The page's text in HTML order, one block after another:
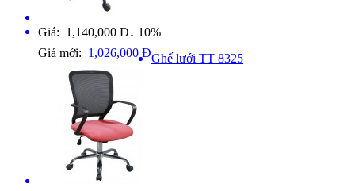
Giá: 1,140,000 Đ ↓ 10%
Giá mới: 1,026,000 ĐGhế lưới TT 8325